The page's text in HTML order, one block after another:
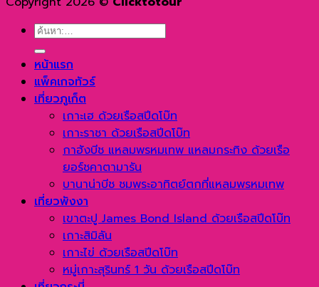
ค้นหา:
หน้าแรก
แพ็คเกจทัวร์
เที่ยวภูเก็ต
เกาะเฮ ด้วยเรือสปีดโบ๊ท
เกาะราชา ด้วยเรือสปีดโบ๊ท
กาฮังบีช แหลมพรหมเทพ แหลมกระทิง ด้วยเรือ
ยอร์ชคาตามารัน
บานาน่าบีช ชมพระอาทิตย์ตกที่แหลมพรหมเทพ
เที่ยวพังงา
เขาตะปู James Bond Island ด้วยเรือสปีดโบ๊ท
เกาะสิมิลัน
เกาะไข่ ด้วยเรือสปีดโบ๊ท
หมู่เกาะสุรินทร์ 1 วัน ด้วยเรือสปีดโบ๊ท